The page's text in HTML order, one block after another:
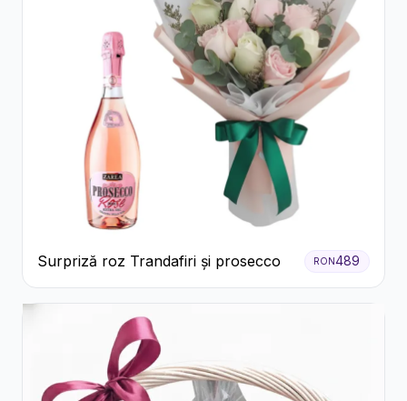
Surpriză roz Trandafiri și prosecco RON489